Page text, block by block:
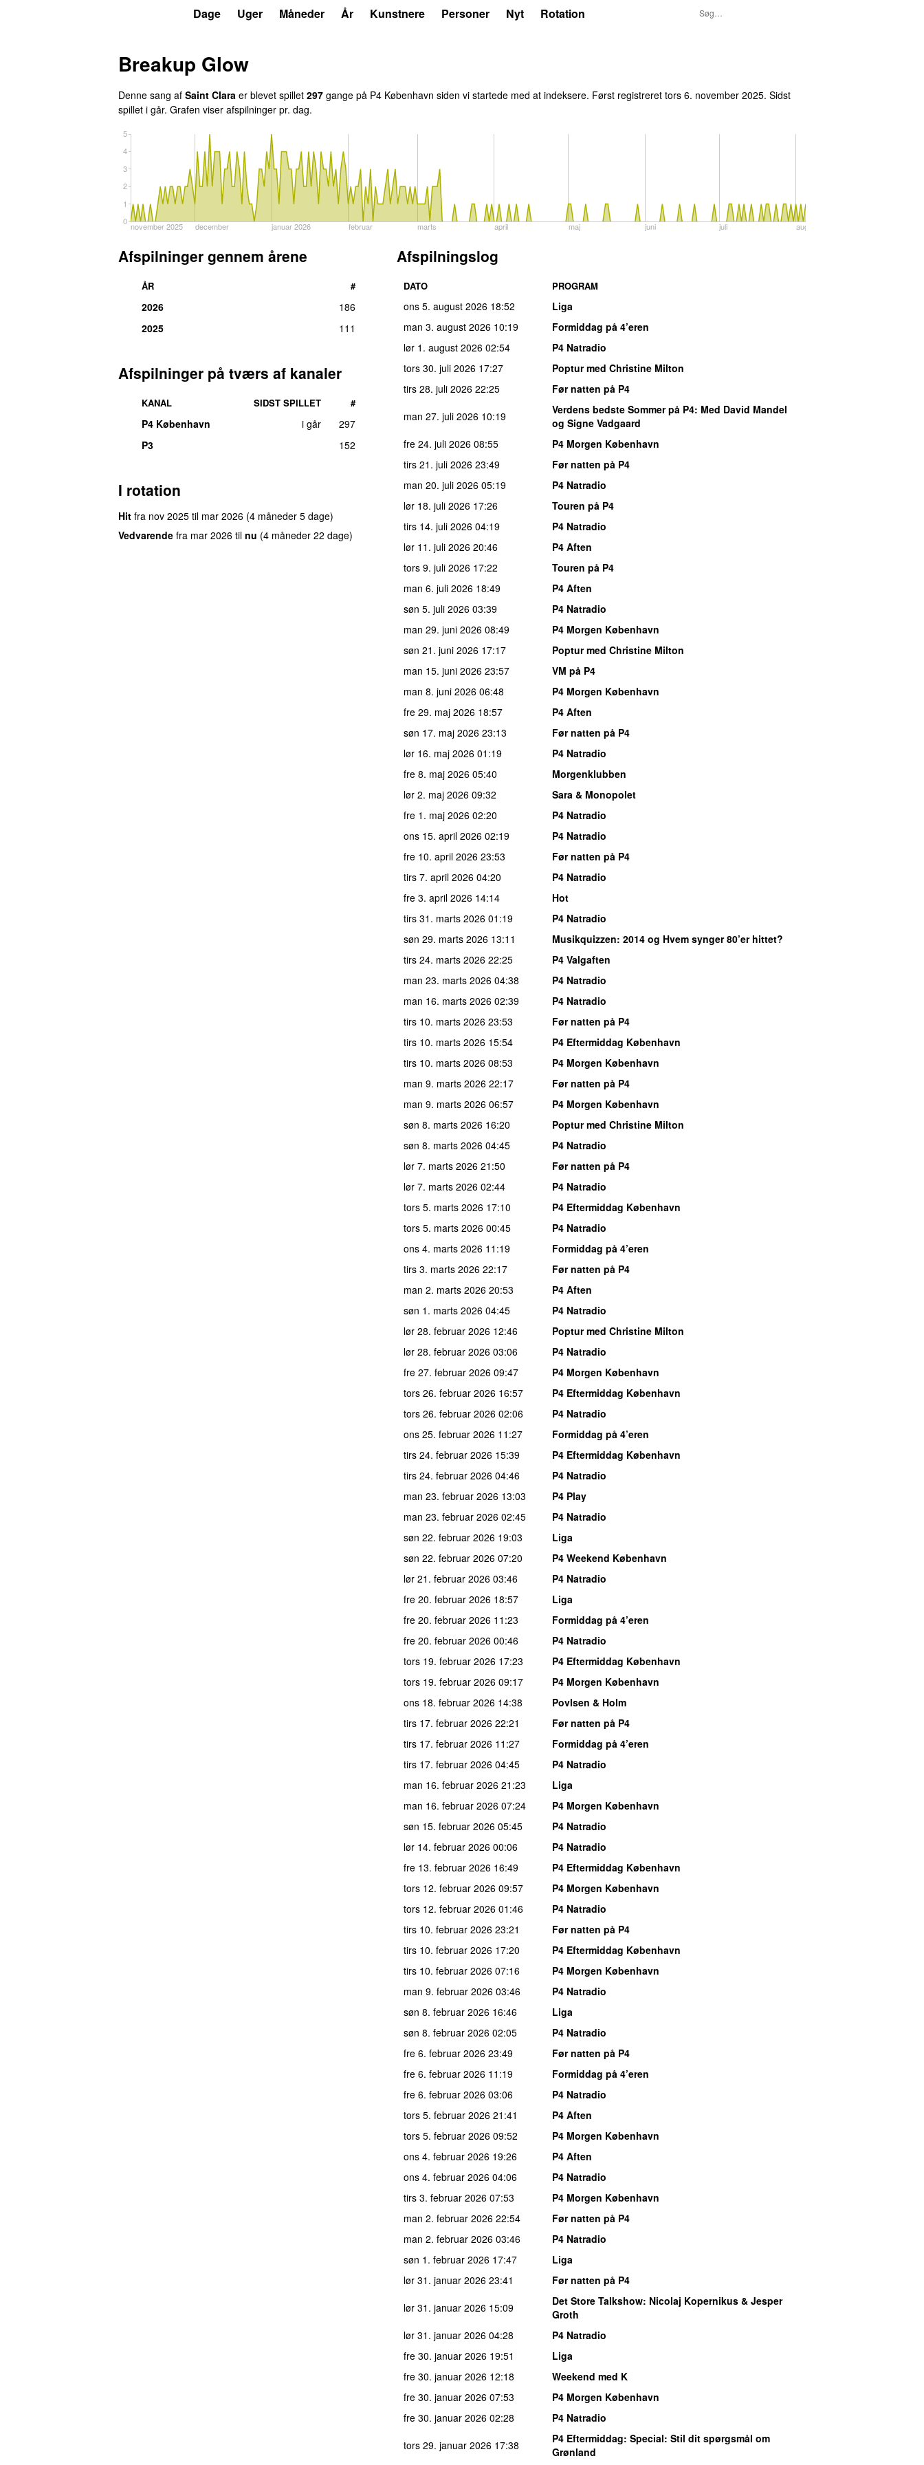
Dage Uger Måneder År Kunstnere Personer Nyt Rotation
Breakup Glow
Denne sang af Saint Clara er blevet spillet 297 gange på P4 København siden vi startede med at indeksere. Først registreret tors 6. november 2025. Sidst
spillet i går. Grafen viser afspilninger pr. dag.
november 2025 december januar 2026 februar marts april maj juni juli august
0
1
2
3
4
5
Afspilninger gennem årene
ÅR #
2026
186
2025
111
Afspilninger på tværs af kanaler
KANAL SIDST SPILLET #
P4 København i går
297
P3
152
I rotation
Hit fra nov 2025 til mar 2026 (4 måneder 5 dage)
Vedvarende fra mar 2026 til nu (4 måneder 22 dage)
Afspilningslog
DATO PROGRAM
ons 5. august 2026 18:52
Liga
man 3. august 2026 10:19
Formiddag på 4’eren
lør 1. august 2026 02:54
P4 Natradio
tors 30. juli 2026 17:27
Poptur med Christine Milton
tirs 28. juli 2026 22:25
Før natten på P4
man 27. juli 2026 10:19 Verdens bedste Sommer på P4: Med David Mandel
og Signe Vadgaard
fre 24. juli 2026 08:55
P4 Morgen København
tirs 21. juli 2026 23:49
Før natten på P4
man 20. juli 2026 05:19
P4 Natradio
lør 18. juli 2026 17:26
Touren på P4
tirs 14. juli 2026 04:19
P4 Natradio
lør 11. juli 2026 20:46
P4 Aften
tors 9. juli 2026 17:22
Touren på P4
man 6. juli 2026 18:49
P4 Aften
søn 5. juli 2026 03:39
P4 Natradio
man 29. juni 2026 08:49
P4 Morgen København
søn 21. juni 2026 17:17
Poptur med Christine Milton
man 15. juni 2026 23:57
VM på P4
man 8. juni 2026 06:48
P4 Morgen København
fre 29. maj 2026 18:57
P4 Aften
søn 17. maj 2026 23:13
Før natten på P4
lør 16. maj 2026 01:19
P4 Natradio
fre 8. maj 2026 05:40
Morgenklubben
lør 2. maj 2026 09:32
Sara & Monopolet
fre 1. maj 2026 02:20
P4 Natradio
ons 15. april 2026 02:19
P4 Natradio
fre 10. april 2026 23:53
Før natten på P4
tirs 7. april 2026 04:20
P4 Natradio
fre 3. april 2026 14:14
Hot
tirs 31. marts 2026 01:19
P4 Natradio
søn 29. marts 2026 13:11 Musikquizzen: 2014 og Hvem synger 80’er hittet?
tirs 24. marts 2026 22:25
P4 Valgaften
man 23. marts 2026 04:38
P4 Natradio
man 16. marts 2026 02:39
P4 Natradio
tirs 10. marts 2026 23:53
Før natten på P4
tirs 10. marts 2026 15:54
P4 Eftermiddag København
tirs 10. marts 2026 08:53
P4 Morgen København
man 9. marts 2026 22:17
Før natten på P4
man 9. marts 2026 06:57
P4 Morgen København
søn 8. marts 2026 16:20
Poptur med Christine Milton
søn 8. marts 2026 04:45
P4 Natradio
lør 7. marts 2026 21:50
Før natten på P4
lør 7. marts 2026 02:44
P4 Natradio
tors 5. marts 2026 17:10
P4 Eftermiddag København
tors 5. marts 2026 00:45
P4 Natradio
ons 4. marts 2026 11:19
Formiddag på 4’eren
tirs 3. marts 2026 22:17
Før natten på P4
man 2. marts 2026 20:53
P4 Aften
søn 1. marts 2026 04:45
P4 Natradio
lør 28. februar 2026 12:46
Poptur med Christine Milton
lør 28. februar 2026 03:06
P4 Natradio
fre 27. februar 2026 09:47
P4 Morgen København
tors 26. februar 2026 16:57
P4 Eftermiddag København
tors 26. februar 2026 02:06
P4 Natradio
ons 25. februar 2026 11:27
Formiddag på 4’eren
tirs 24. februar 2026 15:39
P4 Eftermiddag København
tirs 24. februar 2026 04:46
P4 Natradio
man 23. februar 2026 13:03
P4 Play
man 23. februar 2026 02:45
P4 Natradio
søn 22. februar 2026 19:03
Liga
søn 22. februar 2026 07:20
P4 Weekend København
lør 21. februar 2026 03:46
P4 Natradio
fre 20. februar 2026 18:57
Liga
fre 20. februar 2026 11:23
Formiddag på 4’eren
fre 20. februar 2026 00:46
P4 Natradio
tors 19. februar 2026 17:23
P4 Eftermiddag København
tors 19. februar 2026 09:17
P4 Morgen København
ons 18. februar 2026 14:38
Povlsen & Holm
tirs 17. februar 2026 22:21
Før natten på P4
tirs 17. februar 2026 11:27
Formiddag på 4’eren
tirs 17. februar 2026 04:45
P4 Natradio
man 16. februar 2026 21:23
Liga
man 16. februar 2026 07:24
P4 Morgen København
søn 15. februar 2026 05:45
P4 Natradio
lør 14. februar 2026 00:06
P4 Natradio
fre 13. februar 2026 16:49
P4 Eftermiddag København
tors 12. februar 2026 09:57
P4 Morgen København
tors 12. februar 2026 01:46
P4 Natradio
tirs 10. februar 2026 23:21
Før natten på P4
tirs 10. februar 2026 17:20
P4 Eftermiddag København
tirs 10. februar 2026 07:16
P4 Morgen København
man 9. februar 2026 03:46
P4 Natradio
søn 8. februar 2026 16:46
Liga
søn 8. februar 2026 02:05
P4 Natradio
fre 6. februar 2026 23:49
Før natten på P4
fre 6. februar 2026 11:19
Formiddag på 4’eren
fre 6. februar 2026 03:06
P4 Natradio
tors 5. februar 2026 21:41
P4 Aften
tors 5. februar 2026 09:52
P4 Morgen København
ons 4. februar 2026 19:26
P4 Aften
ons 4. februar 2026 04:06
P4 Natradio
tirs 3. februar 2026 07:53
P4 Morgen København
man 2. februar 2026 22:54
Før natten på P4
man 2. februar 2026 03:46
P4 Natradio
søn 1. februar 2026 17:47
Liga
lør 31. januar 2026 23:41
Før natten på P4
lør 31. januar 2026 15:09 Det Store Talkshow: Nicolaj Kopernikus & Jesper
Groth
lør 31. januar 2026 04:28
P4 Natradio
fre 30. januar 2026 19:51
Liga
fre 30. januar 2026 12:18
Weekend med K
fre 30. januar 2026 07:53
P4 Morgen København
fre 30. januar 2026 02:28
P4 Natradio
tors 29. januar 2026 17:38 P4 Eftermiddag: Special: Stil dit spørgsmål om
Grønland